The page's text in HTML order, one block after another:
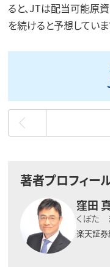
ると、JTは配当可能原
を続けると予想していま
最初
著者プロフィー
窪田
くぼた
楽天証